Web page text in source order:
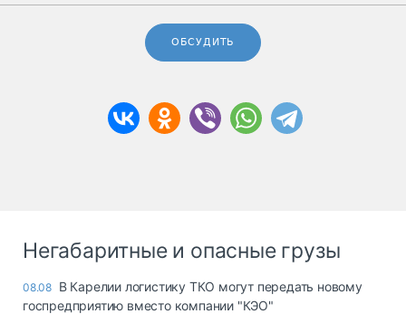
ОБСУДИТЬ
Негабаритные и опасные грузы
08.08 В Карелии логистику ТКО могут передать новому
госпредприятию вместо компании "КЭО"